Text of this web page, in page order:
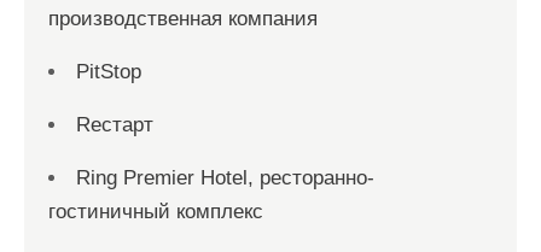
производственная компания
PitStop
Reстарт
Ring Premier Hotel, ресторанно-
гостиничный комплекс